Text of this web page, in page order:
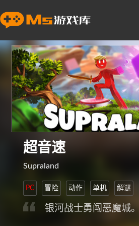
超音速
Supraland
PC 冒险 动作 单机 解谜
银河战士勇闯恶魔城。